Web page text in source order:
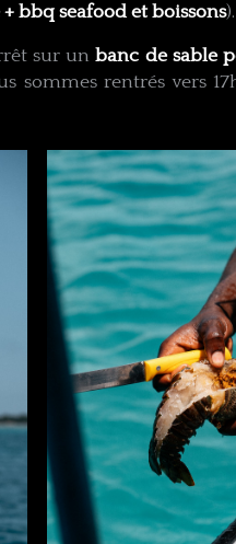
bbq seafood et boissons).
sur unbanc de sable
rentrés vers